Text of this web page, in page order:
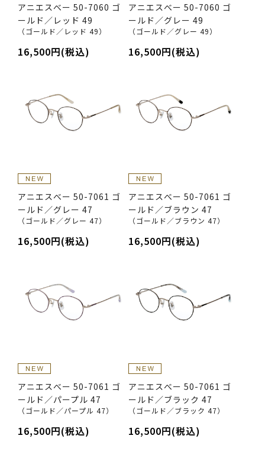
アニエスべー 50-7060 ゴ
ールド／レッド 49
（ゴールド／レッド 49）
16,500円(税込)
アニエスべー 50-7060 ゴ
ールド／グレー 49
（ゴールド／グレー 49）
16,500円(税込)
アニエスべー 50-7061 ゴ
ールド／グレー 47
（ゴールド／グレー 47）
16,500円(税込)
アニエスべー 50-7061 ゴ
ールド／ブラウン 47
（ゴールド／ブラウン 47）
16,500円(税込)
アニエスべー 50-7061 ゴ
ールド／パープル 47
（ゴールド／パープル 47）
16,500円(税込)
アニエスべー 50-7061 ゴ
ールド／ブラック 47
（ゴールド／ブラック 47）
16,500円(税込)